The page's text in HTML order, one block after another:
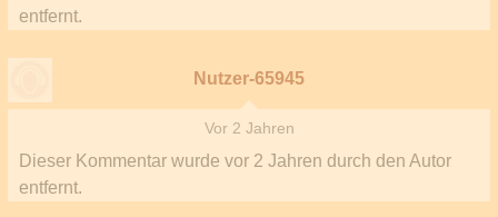
entfernt.
Nutzer-65945
Vor 2 Jahren
Dieser Kommentar wurde vor 2 Jahren durch den Autor
entfernt.